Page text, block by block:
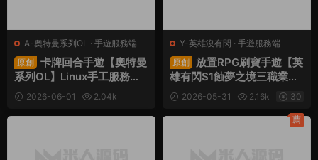
A-奧特曼系列OL · 手遊服務端
原創
卡牌回合手遊【奧特曼
系列OL】Linux手工服務端
+加解密工具+CDK授權後台
+安卓蘋果雙端+視頻架設教
程
2026-06-01
2.04k
Y-英雄沒有閃 · 手遊服務端
原創
放置RPG刷寶手遊【英
雄有閃S1蝕夢之境三職業代
金券内購版】Linux手工服務
端+本地注冊+運維後台+管
理後台+代理後台+CDK授權
2026-05-31 2.16k 30
薦